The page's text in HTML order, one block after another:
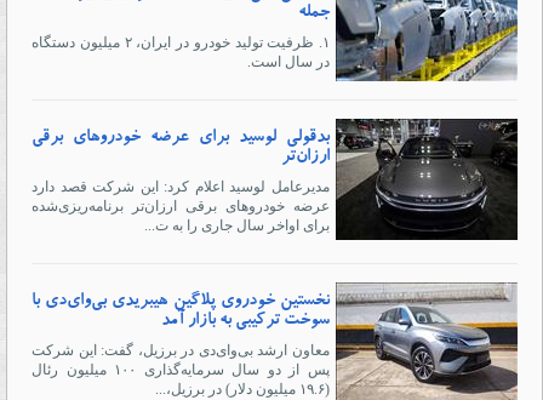
جمله
۱. ظرفیت تولید خودرو در ایران، ۲ میلیون دستگاه
در سال است.
بدقولی لوسید برای عرضه خودروهای برقی
ارزان‌تر
مدیرعامل لوسید اعلام کرد: این شرکت قصد دارد
عرضه خودروهای برقی ارزان‌تر برنامه‌ریزی‌شده
برای اواخر سال جاری را به ت...
نخستین خودروی پلاگین هیبریدی بی‌وای‌دی با
سوخت ترکیبی به بازار آمد
معاون ارشد بی‌وای‌دی در برزیل، گفت: این شرکت
پس از دو سال سرمایه‌گذاری ۱۰۰ میلیون رئال